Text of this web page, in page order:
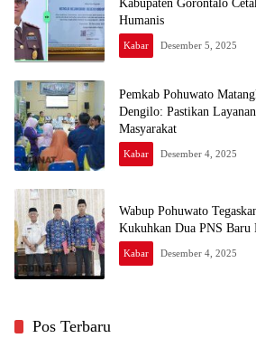
Kabupaten Gorontalo
Humanis
Kabar Desember 5, 2025
Pemkab Pohuwato
Dengilo: Pastikan
Masyarakat
Kabar Desember 4, 2025
Wabup Pohuwato
Kukuhkan Dua PNS Baru
Kabar Desember 4, 2025
Pos Terbaru